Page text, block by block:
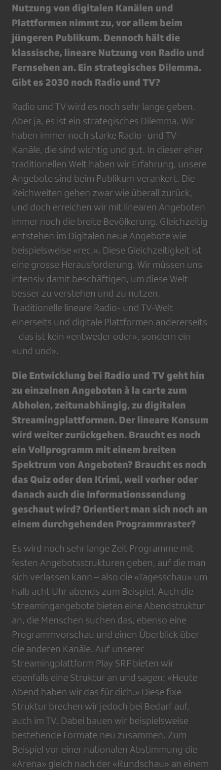
Nutzung von digitalen Kanälen und
Plattformen nimmt zu, vor allem beim
jüngeren Publikum. Dennoch hält die
klassische, lineare Nutzung von Radio und
Fernsehen an. Ein strategisches Dilemma.
Gibt es 2030 noch Radio und TV?
Radio und TV wird es noch sehr lange geben.
Aber ja, es ist ein strategisches Dilemma. Wir
haben immer noch starke Radio- und TV-
Kanäle, die sind wichtig und gut. In dieser eher
traditionellen Welt haben wir Erfahrung, unsere
Angebote sind beim Publikum verankert. Die
Reichweiten gehen zwar wie überall zurück,
und doch erreichen wir mit linearen Angeboten
immer noch die breite Bevölkerung. Gleichzeitig
entstehen im Digitalen neue Angebote wie
beispielsweise «rec.». Diese Gleichzeitigkeit ist
eine grosse Herausforderung. Wir müssen uns
intensiv damit beschäftigen, um diese Welt
besser zu verstehen und zu nutzen.
Traditionelle lineare Radio- und TV-Welt
einerseits und digitale Plattformen andererseits
– das ist kein «entweder oder», sondern ein
«und und».
Die Entwicklung bei Radio und TV geht hin
zu einzelnen Angeboten à la carte zum
Abholen, zeitunabhängig, zu digitalen
Streamingplattformen. Der lineare Konsum
wird weiter zurückgehen. Braucht es noch
ein Vollprogramm mit einem breiten
Spektrum von Angeboten? Braucht es noch
das Quiz oder den Krimi, weil vorher oder
danach auch die Informationssendung
geschaut wird? Orientiert man sich noch an
einem durchgehenden Programmraster?
Es wird noch sehr lange Zeit Programme mit
festen Angebotsstrukturen geben, auf die man
sich verlassen kann – also die «Tagesschau» um
halb acht Uhr abends zum Beispiel. Auch die
Streamingangebote bieten eine Abendstruktur
an, die Menschen suchen das, ebenso eine
Programmvorschau und einen Überblick über
die anderen Kanäle. Auf unserer
Streamingplattform Play SRF bieten wir
ebenfalls eine Struktur an und sagen: «Heute
Abend haben wir das für dich.» Diese fixe
Struktur brechen wir jedoch bei Bedarf auf,
auch im TV. Dabei bauen wir beispielsweise
bestehende Formate neu zusammen. Zum
Beispiel vor einer nationalen Abstimmung die
«Arena» gleich nach der «Rundschau» an einem